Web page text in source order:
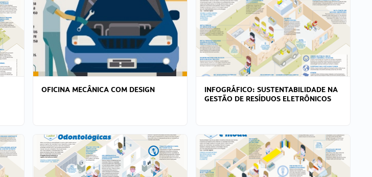
OFICINA MECÂNICA COM DESIGN
INFOGRÁFICO: SUSTENTABILIDADE NA
GESTÃO DE RESÍDUOS ELETRÔNICOS